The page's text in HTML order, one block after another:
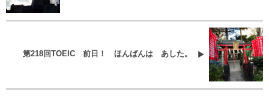
第218回TOEIC 前日！ ほんばんは あした。